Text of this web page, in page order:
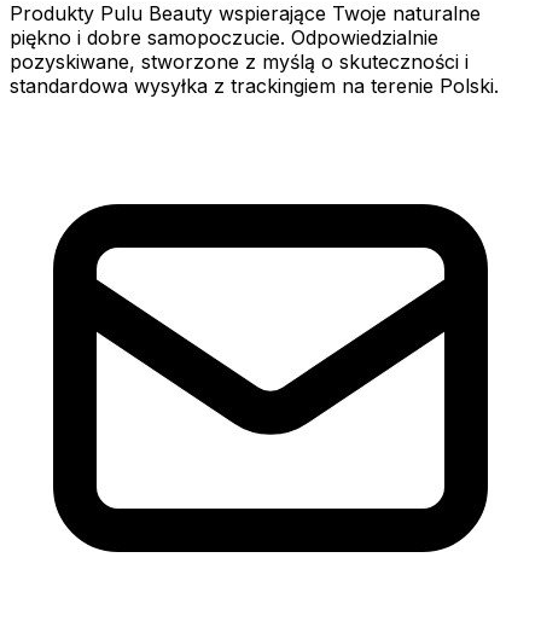
Produkty Pulu Beauty wspierające Twoje naturalne
piękno i dobre samopoczucie. Odpowiedzialnie
pozyskiwane, stworzone z myślą o skuteczności i
standardowa wysyłka z trackingiem na terenie Polski.